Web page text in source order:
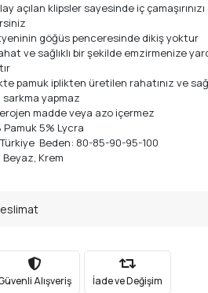
açılan klipsler sayesinde iç
göğüs penceresinde dikiş yoktur
ve sağlıklı bir şekilde emzirmenize
pamuk iplikten üretilen rahatınız ve
sarkma yapmaz
madde veya azo içermez
Pamuk 5% Lycra
Beden: 80-85-90-95-100
Krem
Alışveriş İade ve Değişim